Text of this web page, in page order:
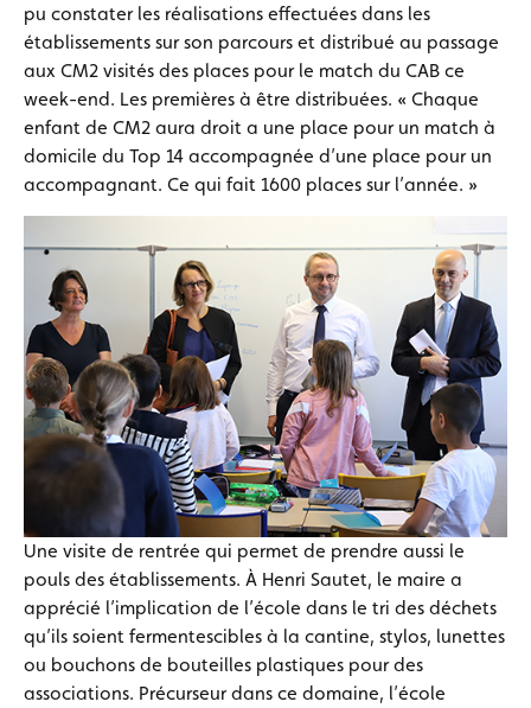
pu constater les réalisations effectuées dans les
établissements sur son parcours et distribué au passage
aux CM2 visités des places pour le match du CAB ce
week-end. Les premières à être distribuées. « Chaque
enfant de CM2 aura droit a une place pour un match à
domicile du Top 14 accompagnée d’une place pour un
accompagnant. Ce qui fait 1600 places sur l’année. »
Une visite de rentrée qui permet de prendre aussi le
pouls des établissements. À Henri Sautet, le maire a
apprécié l’implication de l’école dans le tri des déchets
qu’ils soient fermentescibles à la cantine, stylos, lunettes
ou bouchons de bouteilles plastiques pour des
associations. Précurseur dans ce domaine, l’école